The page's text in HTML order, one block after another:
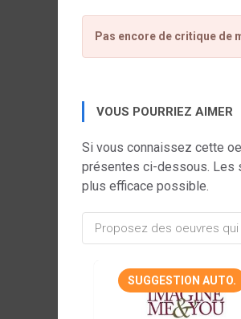
Pas encore de critique de
VOUS POURRIEZ AIMER
Si vous connaissez cette
présentes ci-dessous. Les
plus efficace possible.
SUGGESTION AUTO.